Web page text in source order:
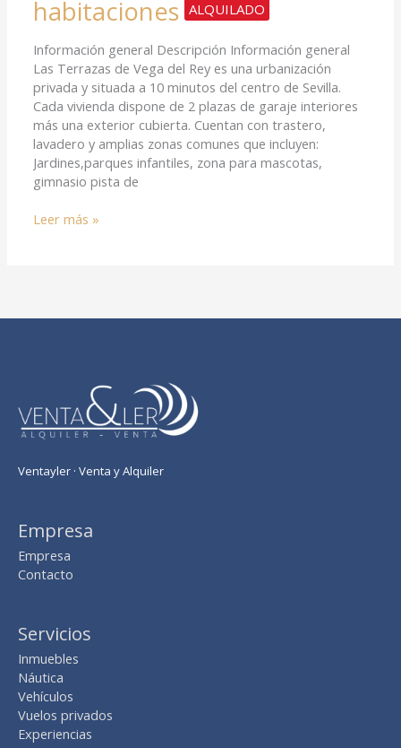
habitaciones ALQUILADO
Información general Descripción Información general
Las Terrazas de Vega del Rey es una urbanización
privada y situada a 10 minutos del centro de Sevilla.
Cada vivienda dispone de 2 plazas de garaje interiores
más una exterior cubierta. Cuentan con trastero,
lavadero y amplias zonas comunes que incluyen:
Jardines,parques infantiles, zona para mascotas,
gimnasio pista de
Leer más »
Ventayler · Venta y Alquiler
Empresa
Empresa
Contacto
Servicios
Inmuebles
Náutica
Vehículos
Vuelos privados
Experiencias